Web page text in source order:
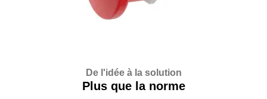
De l'idée à la solution
Plus que la norme